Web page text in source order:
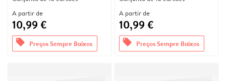
A partir de
10,99 €
offers Preços Sempre Baixos
A partir de
10,99 €
offers Preços Sempre Baixos